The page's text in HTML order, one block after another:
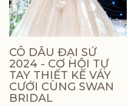
CÔ DÂU ĐẠI SỨ
2024 - CƠ HỘI TỰ
TAY THIẾT KẾ VÁY
CƯỚI CÙNG SWAN
BRIDAL